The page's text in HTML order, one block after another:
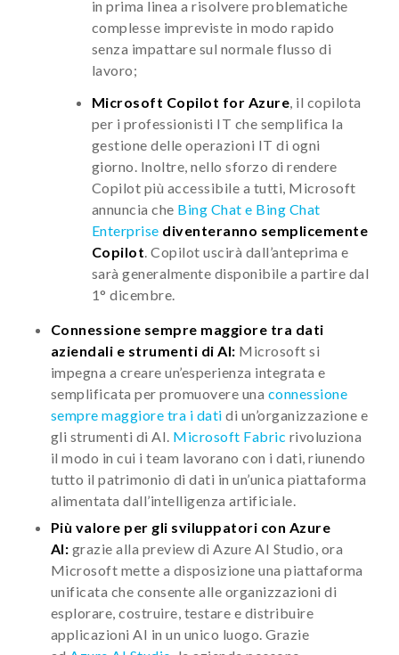
in prima linea a risolvere problematiche
complesse impreviste in modo rapido
senza impattare sul normale flusso di
lavoro;
Microsoft Copilot for Azure, il copilota
per i professionisti IT che semplifica la
gestione delle operazioni IT di ogni
giorno. Inoltre, nello sforzo di rendere
Copilot più accessibile a tutti, Microsoft
annuncia che Bing Chat e Bing Chat
Enterprise diventeranno semplicemente
Copilot. Copilot uscirà dall’anteprima e
sarà generalmente disponibile a partire dal
1° dicembre.
Connessione sempre maggiore tra dati
aziendali e strumenti di AI: Microsoft si
impegna a creare un’esperienza integrata e
semplificata per promuovere una connessione
sempre maggiore tra i dati di un’organizzazione e
gli strumenti di AI. Microsoft Fabric rivoluziona
il modo in cui i team lavorano con i dati, riunendo
tutto il patrimonio di dati in un’unica piattaforma
alimentata dall’intelligenza artificiale.
Più valore per gli sviluppatori con Azure
AI: grazie alla preview di Azure AI Studio, ora
Microsoft mette a disposizione una piattaforma
unificata che consente alle organizzazioni di
esplorare, costruire, testare e distribuire
applicazioni AI in un unico luogo. Grazie